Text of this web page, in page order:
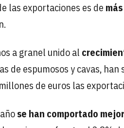
las exportaciones es de
a granel unido al
de espumosos y cavas,
de euros las
se han comportado